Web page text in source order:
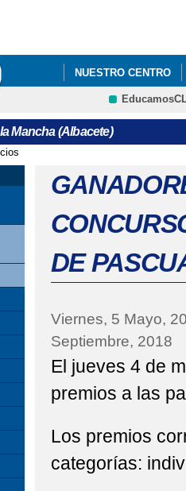
NUESTRO CENTRO
Mancha (Albacete)
aquí
DE
Viernes, 5 Mayo,
Septiembre, 2018
El jueves 4 de
premios a las
Los premios
categorías: